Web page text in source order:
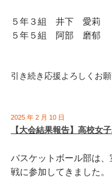
５年３組 井下 愛莉
５年５組 阿部 磨郁
引き続き応援よろしくお願
2025 年 2 月 10 日
【大会結果報告】高校女
バスケットボール部は
戦に参加してきました。